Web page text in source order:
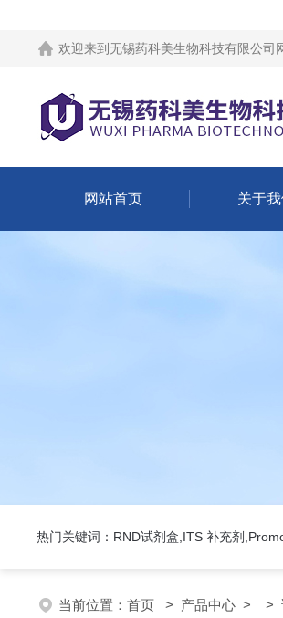
欢迎来到 无锡药科美生物科技有限公司
网站首页 关于
热门关键词：RND试剂盒,ITS 补充剂
当前位置： 首页 > 产品中心 > >